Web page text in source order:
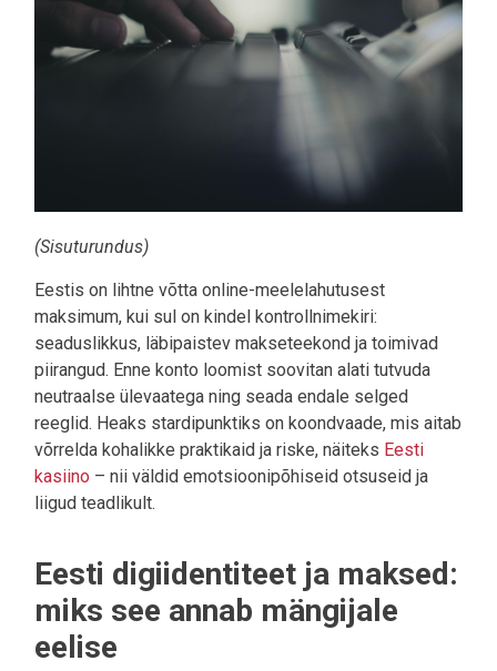
(Sisuturundus)
Eestis on lihtne võtta online-meelelahutusest
maksimum, kui sul on kindel kontrollnimekiri:
seaduslikkus, läbipaistev makseteekond ja toimivad
piirangud. Enne konto loomist soovitan alati tutvuda
neutraalse ülevaatega ning seada endale selged
reeglid. Heaks stardipunktiks on koondvaade, mis aitab
võrrelda kohalikke praktikaid ja riske, näiteks Eesti
kasiino – nii väldid emotsioonipõhiseid otsuseid ja
liigud teadlikult.
Eesti digiidentiteet ja maksed:
miks see annab mängijale
eelise